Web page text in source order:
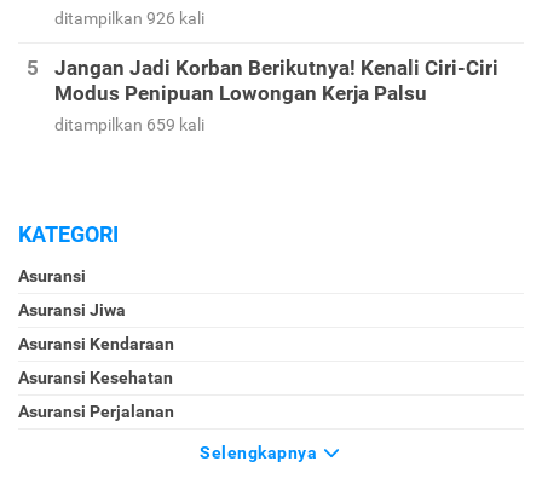
ditampilkan 926 kali
Jangan Jadi Korban Berikutnya! Kenali Ciri-Ciri
Modus Penipuan Lowongan Kerja Palsu
ditampilkan 659 kali
KATEGORI
Asuransi
Asuransi Jiwa
Asuransi Kendaraan
Asuransi Kesehatan
Asuransi Perjalanan
Selengkapnya